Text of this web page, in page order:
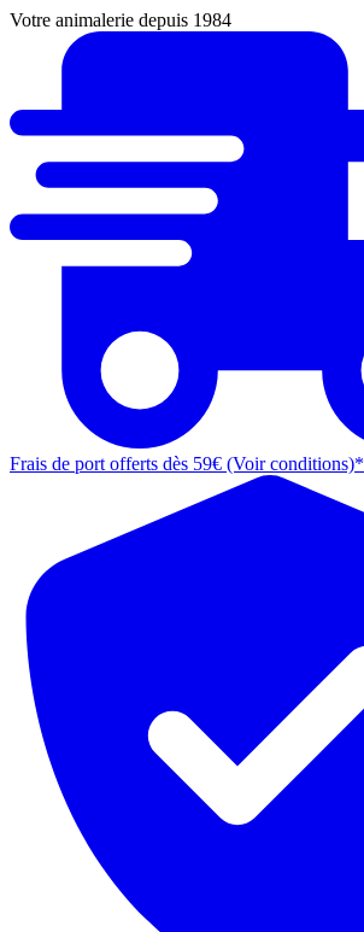
Votre animalerie depuis 1984
Frais de port offerts dès 59€ (Voir conditions)*